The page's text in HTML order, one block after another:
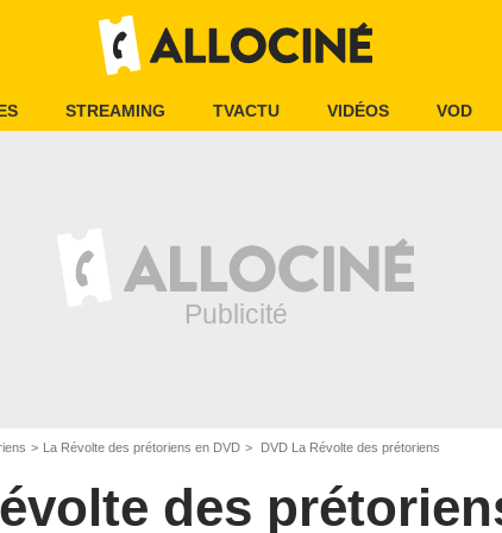
STREAMING TVACTU VIDÉOS VOD
La Révolte des prétoriens en DVD DVD La Révolte des prétoriens
des